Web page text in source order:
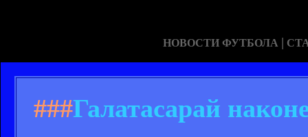
НОВОСТИ ФУТБОЛА |
###Галатасарай